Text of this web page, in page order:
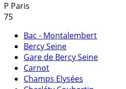
P Paris
75
Bac - Montalembert
Bercy Seine
Gare de Bercy Seine
Carnot
Champs Elysées